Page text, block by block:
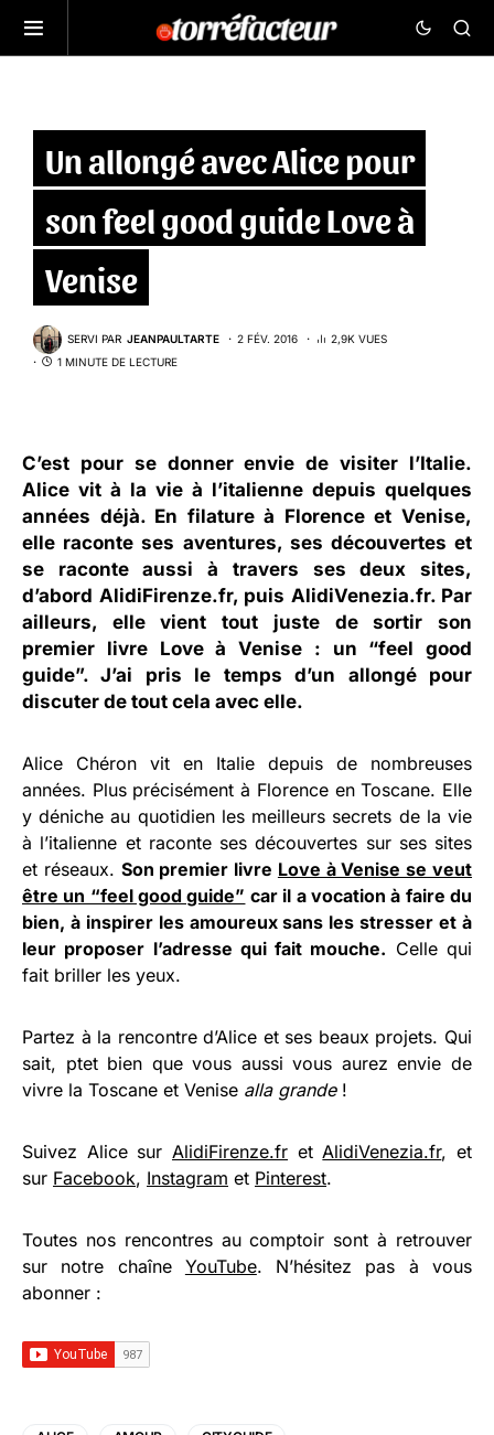
Un allongé avec Alice pour
son feel good guide Love à
Venise
SERVI PAR JEANPAULTARTE 2 FÉV. 2016
2,9K VUES
1 MINUTE DE LECTURE
C’est pour se donner envie de visiter l’Italie.
Alice vit à la vie à l’italienne depuis quelques
années déjà. En filature à Florence et Venise,
elle raconte ses aventures, ses découvertes et
se raconte aussi à travers ses deux sites,
d’abord AlidiFirenze.fr, puis AlidiVenezia.fr. Par
ailleurs, elle vient tout juste de sortir son
premier livre Love à Venise : un “feel good
guide”. J’ai pris le temps d’un allongé pour
discuter de tout cela avec elle.
Alice Chéron vit en Italie depuis de nombreuses
années. Plus précisément à Florence en Toscane. Elle
y déniche au quotidien les meilleurs secrets de la vie
à l’italienne et raconte ses découvertes sur ses sites
et réseaux. Son premier livre Love à Venise se veut
être un “feel good guide” car il a vocation à faire du
bien, à inspirer les amoureux sans les stresser et à
leur proposer l’adresse qui fait mouche. Celle qui
fait briller les yeux.
Partez à la rencontre d’Alice et ses beaux projets. Qui
sait, ptet bien que vous aussi vous aurez envie de
vivre la Toscane et Venise alla grande !
Suivez Alice sur AlidiFirenze.fr et AlidiVenezia.fr, et
sur Facebook, Instagram et Pinterest.
Toutes nos rencontres au comptoir sont à retrouver
sur notre chaîne YouTube. N’hésitez pas à vous
abonner :